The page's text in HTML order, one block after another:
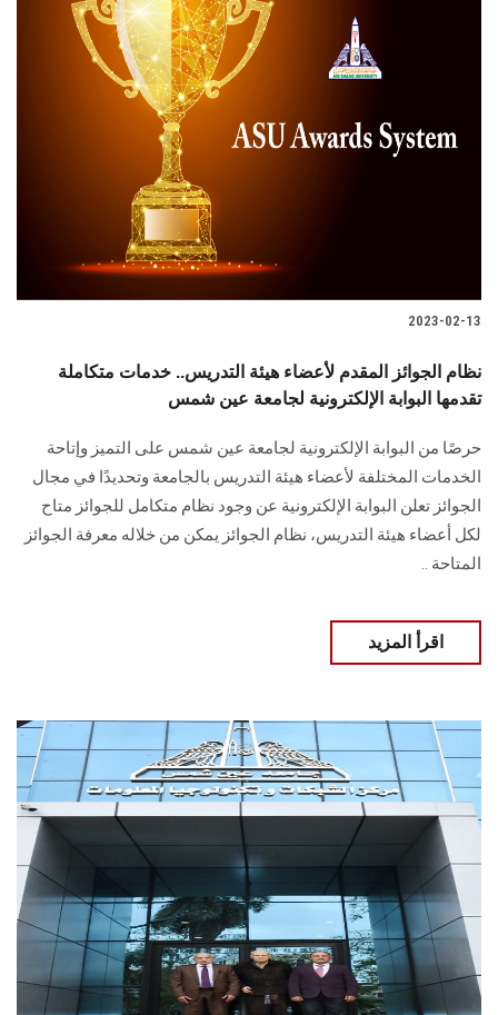
2023-02-13
نظام الجوائز المقدم لأعضاء هيئة التدريس.. خدمات متكاملة
تقدمها البوابة الإلكترونية لجامعة عين شمس
حرصًا من البوابة الإلكترونية لجامعة عين شمس على التميز وإتاحة
الخدمات المختلفة لأعضاء هيئة التدريس بالجامعة وتحديدًا في مجال
الجوائز تعلن البوابة الإلكترونية عن وجود نظام متكامل للجوائز متاح
لكل أعضاء هيئة التدريس، نظام الجوائز يمكن من خلاله معرفة الجوائز
المتاحة ..
اقرأ المزيد